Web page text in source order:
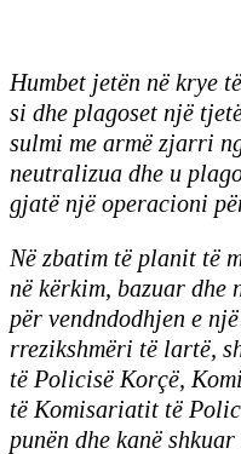
Humbet jetën në krye
si dhe plagoset një
sulmi me armë zjarri
neutralizua dhe u
gjatë një operacioni
Në zbatim të planit të
në kërkim, bazuar dhe
për vendndodhjen e
rrezikshmëri të lartë,
të Policisë Korçë,
të Komisariatit të
punën dhe kanë